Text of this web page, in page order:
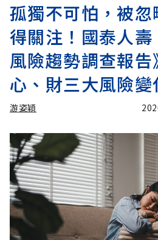
孤獨不可怕，被
得關注！國泰人
風險趨勢調查報告
心、財三大風險變
游姿穎